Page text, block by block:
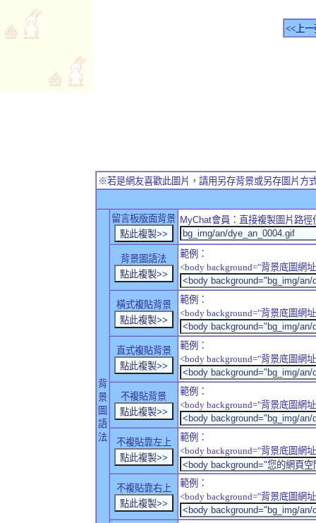
<<上一
※若是網友喜歡此圖片，請用另存背景或另存圖片方
背
景
圖
語
法
留言板版面背景 MyChat會員：直接複製圖片路
背景圖語法
範例：
<body background="背景底圖網
橫式複貼背景
範例：
<body background="背景底圖網
直式複貼背景
範例：
<body background="背景底圖網
不複貼背景
範例：
<body background="背景底圖網
不複貼靠左上
範例：
<body background="背景底圖網
不複貼靠右上
範例：
<body background="背景底圖網